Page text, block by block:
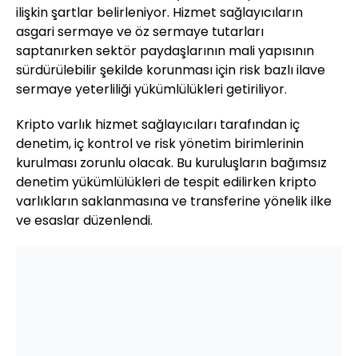
ilişkin şartlar belirleniyor. Hizmet sağlayıcıların
asgari sermaye ve öz sermaye tutarları
saptanırken sektör paydaşlarının mali yapısının
sürdürülebilir şekilde korunması için risk bazlı ilave
sermaye yeterliliği yükümlülükleri getiriliyor.
Kripto varlık hizmet sağlayıcıları tarafından iç
denetim, iç kontrol ve risk yönetim birimlerinin
kurulması zorunlu olacak. Bu kuruluşların bağımsız
denetim yükümlülükleri de tespit edilirken kripto
varlıkların saklanmasına ve transferine yönelik ilke
ve esaslar düzenlendi.